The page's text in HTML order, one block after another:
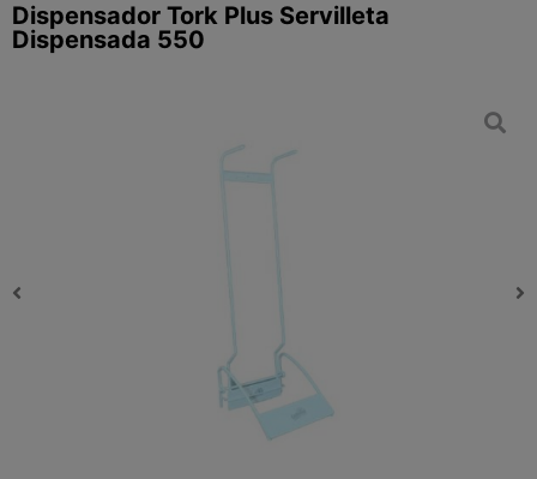
Dispensador Tork Plus Servilleta
Dispensada 550